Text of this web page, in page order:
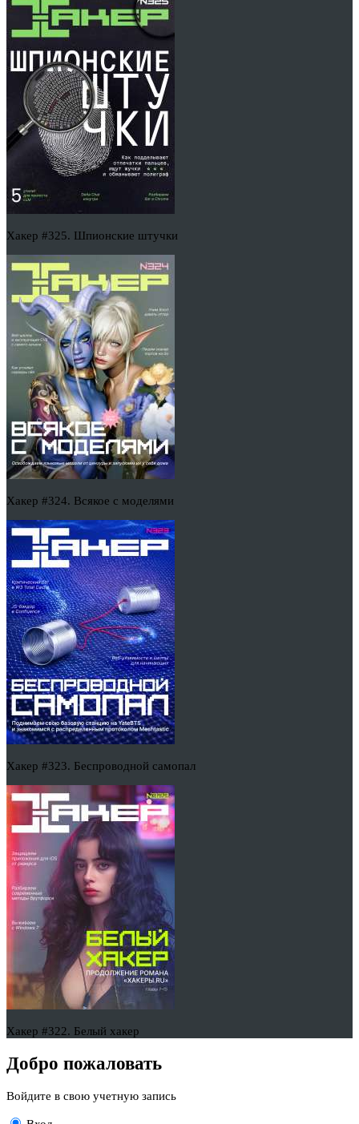
Хакер #325. Шпионские штучки
Хакер #324. Всякое с моделями
Хакер #323. Беспроводной самопал
Хакер #322. Белый хакер
Добро пожаловать
Войдите в свою учетную запись